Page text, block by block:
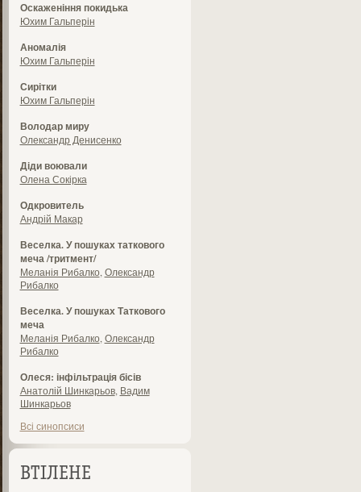
Оскаженіння покидька
Юхим Гальперін
Аномалія
Юхим Гальперін
Сирітки
Юхим Гальперін
Володар миру
Олександр Денисенко
Діди воювали
Олена Сокірка
Одкровитель
Андрій Макар
Веселка. У пошуках таткового
меча /тритмент/
Меланія Рибалко Олександр
Рибалко
Веселка. У пошуках Таткового
меча
Меланія Рибалко Олександр
Рибалко
Олеся: інфільтрація бісів
Анатолій Шинкарьов, Вадим
Шинкарьов
Всі синопсиси
ВТІЛЕНЕ